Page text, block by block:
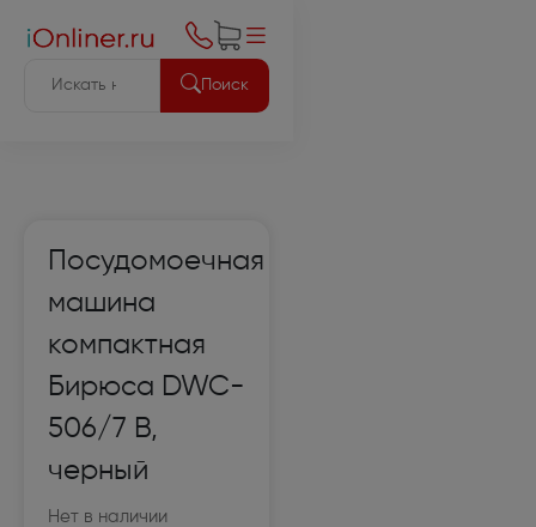
Поиск
Посудомоечная
машина
компактная
Бирюса DWC-
506/7 B,
черный
Нет в наличии